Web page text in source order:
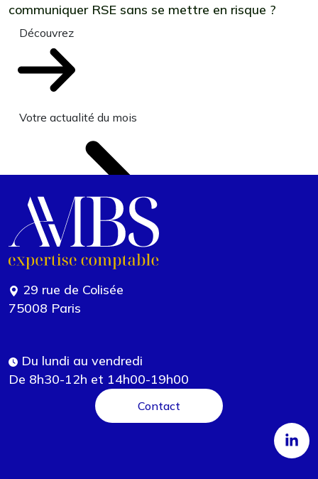
communiquer RSE sans se mettre en risque ?
Découvrez
Votre actualité du mois
29 rue de Colisée
75008 Paris
Du lundi au vendredi
De 8h30-12h et 14h00-19h00
Contact